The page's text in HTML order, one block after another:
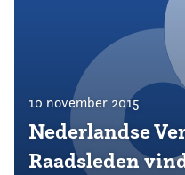
10 november 2015
Nederlandse
Raadsleden